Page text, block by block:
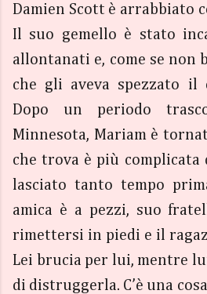
Damien Scott è arrabbiato
Il suo gemello è stato
allontanati e, come se non
che gli aveva spezzato il
Dopo un periodo
Minnesota, Mariam è
che trova è più complicata
lasciato tanto tempo
amica è a pezzi, suo
rimettersi in piedi e il
Lei brucia per lui, mentre
di distruggerla. C’è una